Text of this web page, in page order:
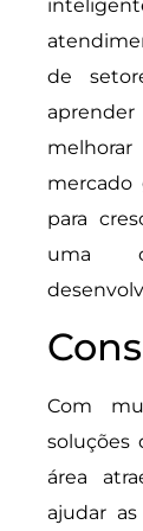
de
para
uma
Com
soluções
área
ajudar